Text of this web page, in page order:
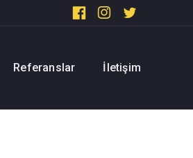
Referanslar İletişim